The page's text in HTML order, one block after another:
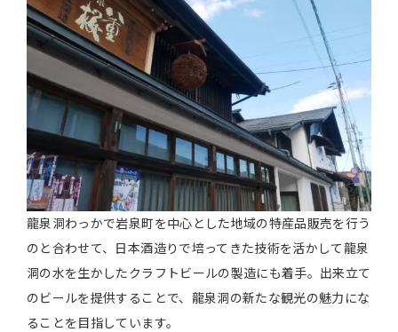
龍泉洞わっかで岩泉町を中心とした地域の特産品販売を行う
のと合わせて、日本酒造りで培ってきた技術を活かして龍泉
洞の水を生かしたクラフトビールの製造にも着手。出来立て
のビールを提供することで、龍泉洞の新たな観光の魅力にな
ることを目指しています。